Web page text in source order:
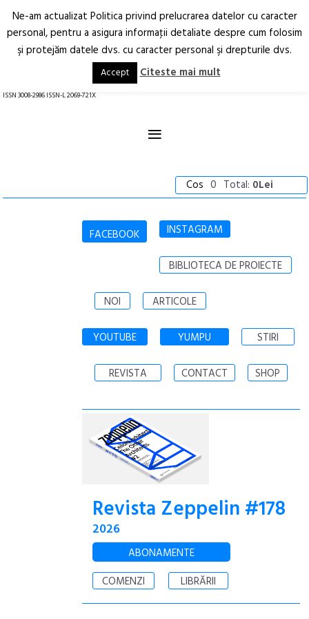
Arhitectură.
Oraș.
RO EN
ISSN 3008-2986 ISSN-L 2069-721X
≡
Cos 0 Total: 0Lei
FACEBOOK INSTAGRAM
BIBLIOTECA DE PROIECTE
NOI ARTICOLE
YOUTUBE YUMPU STIRI
REVISTA CONTACT SHOP
Revista Zeppelin #178
2026
ABONAMENTE
COMENZI
LIBRĂRII
Ne-am actualizat Politica privind prelucrarea datelor cu caracter
personal, pentru a asigura informaţii detaliate despre cum folosim
şi protejăm datele dvs. cu caracter personal şi drepturile dvs.
Accept Citeste mai mult